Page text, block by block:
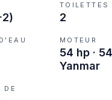
TOILETTES
2
MOTEUR
54 hp ·
Yanmar
DE